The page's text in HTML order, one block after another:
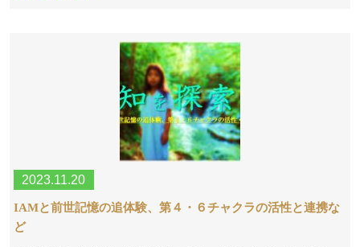
2023.11.20
IAMと前世記憶の追体験、第４・６チャクラの活性と連携な
ど